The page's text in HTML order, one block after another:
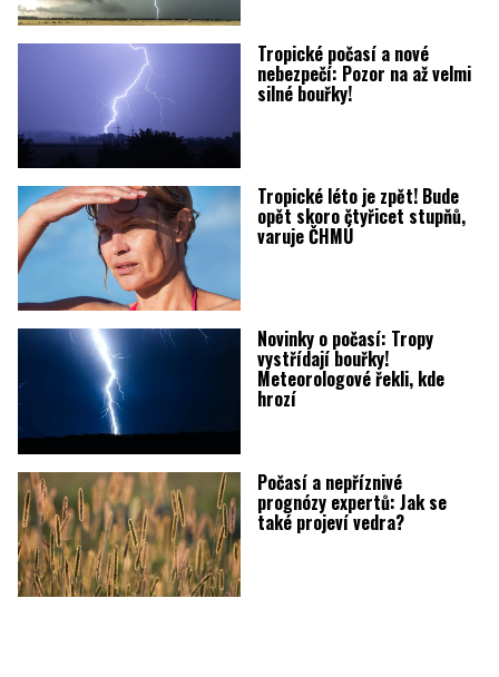
Tropické počasí a nové
nebezpečí: Pozor na až velmi
silné bouřky!
Tropické léto je zpět! Bude
opět skoro čtyřicet stupňů,
varuje ČHMÚ
Novinky o počasí: Tropy
vystřídají bouřky!
Meteorologové řekli, kde
hrozí
Počasí a nepříznivé
prognózy expertů: Jak se
také projeví vedra?